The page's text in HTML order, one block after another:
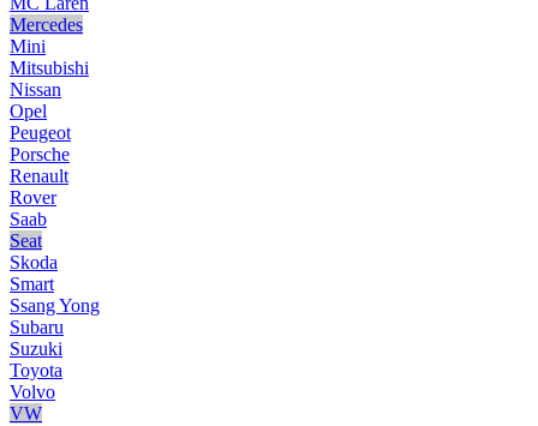
Mercedes
Mini
Mitsubishi
Nissan
Opel
Peugeot
Porsche
Renault
Rover
Saab
Seat
Skoda
Smart
Ssang Yong
Subaru
Suzuki
Toyota
Volvo
VW